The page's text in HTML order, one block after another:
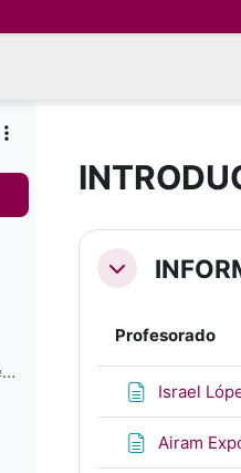
Christopher Expósito Izquierdo
Perfilado
Colapsar
Profesorado
Israel
Airam